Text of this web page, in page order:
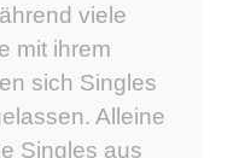
viele
mit ihrem
sich Singles
Alleine
Singles aus